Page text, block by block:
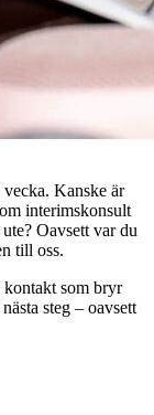
Kanske är
interimskonsult
Oavsett var du
till oss.
kontakt som bryr
steg – oavsett